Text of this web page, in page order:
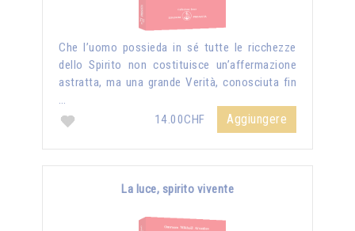
Che l’uomo possieda in sé tutte le ricchezze
dello Spirito non costituisce un’affermazione
astratta, ma una grande Verità, conosciuta fin
…
14.00CHF
Aggiungere
La luce, spirito vivente